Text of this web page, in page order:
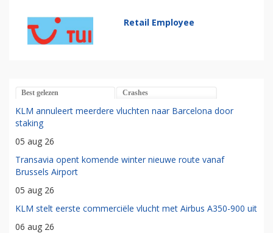
Retail Employee
Best gelezen Crashes
KLM annuleert meerdere vluchten naar Barcelona door
staking
05 aug 26
Transavia opent komende winter nieuwe route vanaf
Brussels Airport
05 aug 26
KLM stelt eerste commerciële vlucht met Airbus A350-900 uit
06 aug 26